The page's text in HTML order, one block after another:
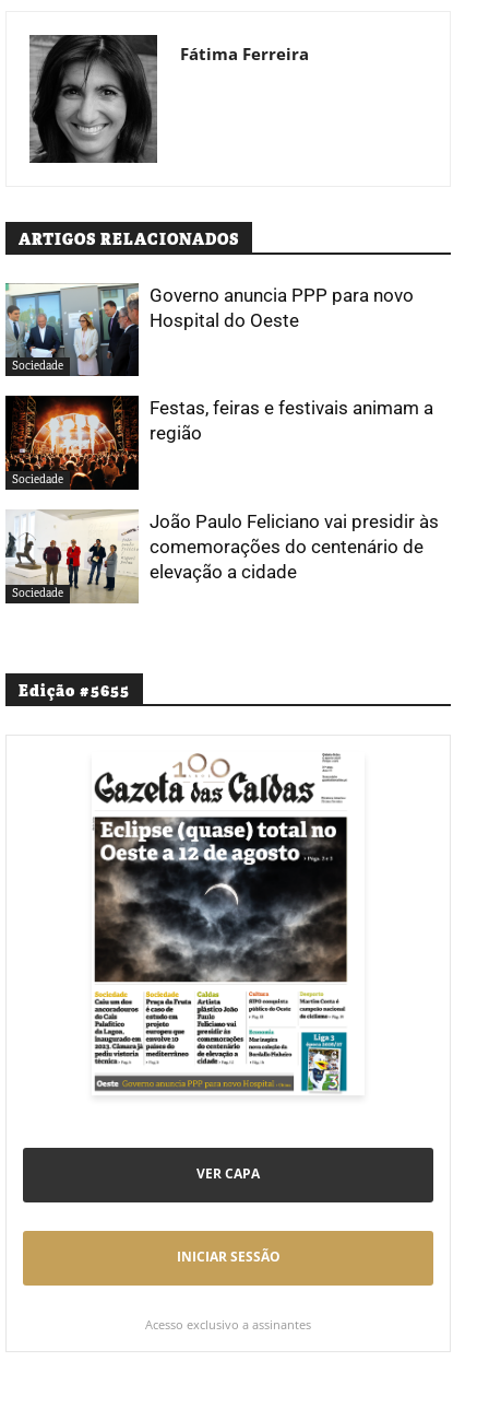
Fátima Ferreira
ARTIGOS RELACIONADOS
Sociedade
Governo anuncia PPP para novo
Hospital do Oeste
Sociedade
Festas, feiras e festivais animam a
região
Sociedade
João Paulo Feliciano vai presidir às
comemorações do centenário de
elevação a cidade
Edição #5655
VER CAPA
INICIAR SESSÃO
Acesso exclusivo a assinantes